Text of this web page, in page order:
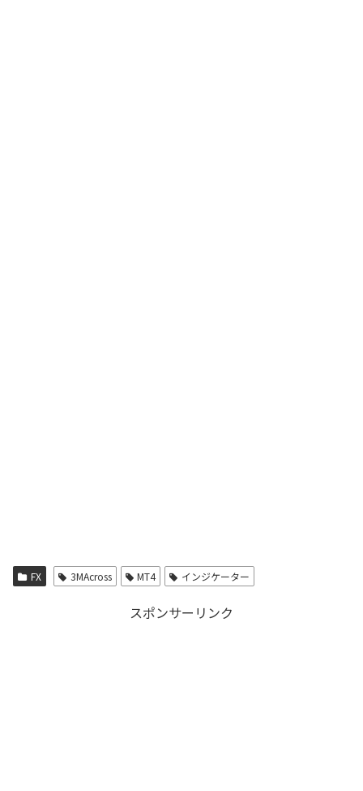
FX 3MAcross MT4 インジケーター
スポンサーリンク